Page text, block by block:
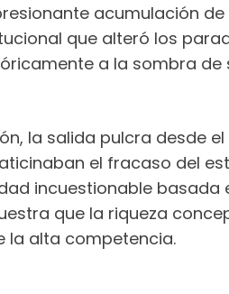
acumulación
que alteró los
a la sombra de
la salida pulcra desde
el fracaso del
incuestionable basada
que la riqueza
la alta competencia.